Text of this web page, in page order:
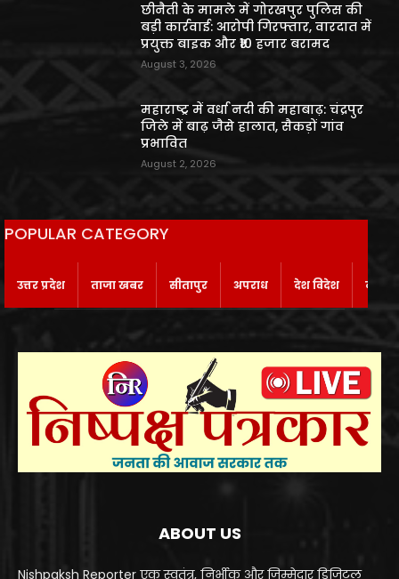
छीनैती के मामले में गोरखपुर पुलिस की
बड़ी कार्रवाई: आरोपी गिरफ्तार, वारदात में
प्रयुक्त बाइक और ₹10 हजार बरामद
August 3, 2026
महाराष्ट्र में वर्धा नदी की महाबाढ़: चंद्रपुर
जिले में बाढ़ जैसे हालात, सैकड़ों गांव
प्रभावित
August 2, 2026
POPULAR CATEGORY
उत्तर प्रदेश ताजा खबर सीतापुर अपराध देश विदेश
ABOUT US
Nishpaksh Reporter एक स्वतंत्र, निर्भीक और ज़िम्मेदार डिजिटल